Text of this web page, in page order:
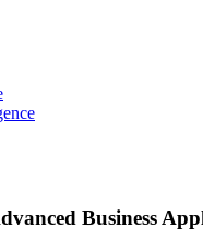
Business